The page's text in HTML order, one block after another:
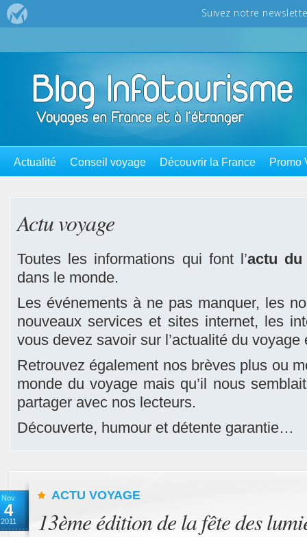
Actualité Conseil voyage Découvrir la France Promo
Actu voyage
Toutes les informations qui font l’actu du
dans le monde.
Les événements à ne pas manquer, les
nouveaux services et sites internet, les
vous devez savoir sur l’actualité du voyage
Retrouvez également nos brèves plus ou
monde du voyage mais qu’il nous
partager avec nos lecteurs.
Découverte, humour et détente garantie…
Nov
4
2011
ACTU VOYAGE
13ème édition de la fête des